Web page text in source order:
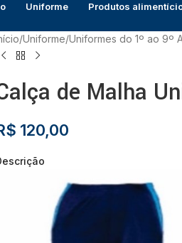
Uniforme Produtos
/Uniforme/Uniformes do 1º ao 9º
de Malha
120,00